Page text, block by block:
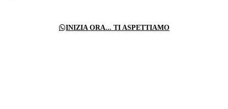
INIZIA ORA... TI ASPETTIAMO